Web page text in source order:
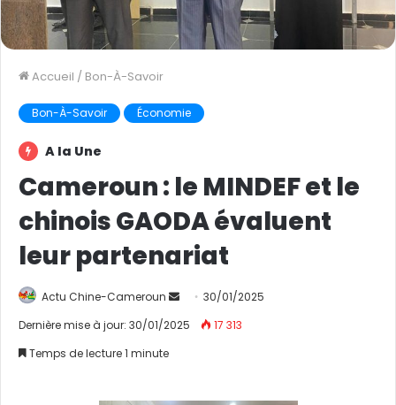
Accueil / Bon-À-Savoir
Bon-À-Savoir Économie
A la Une
Cameroun : le MINDEF et le
chinois GAODA évaluent
leur partenariat
Actu Chine-Cameroun
n
30/01/2025
Dernière mise à jour: 30/01/2025
17 313
Temps de lecture 1 minute